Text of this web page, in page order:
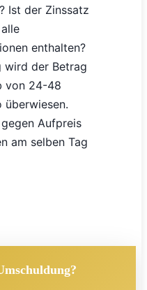
Ist der Zinssatz
enthalten?
wird der Betrag
von 24-48
überwiesen.
Aufpreis
am selben Tag